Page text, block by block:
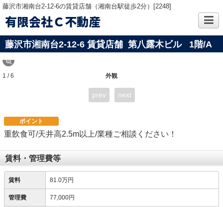
藤沢市湘南台2-12-6の賃貸店舗（湘南台駅徒歩2分）[2248]
有限会社Ｃ不動産
藤沢市湘南台2-12-6 賃貸店舗 第八露木ビル 1階/A
外観
1 / 6
prev next
ポイント
重飲食可/天井高2.5m以上/業種ご相談ください！
賃料・管理費等
賃料 81.0万円
管理費 77,000円